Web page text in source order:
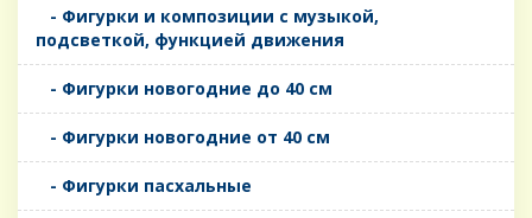
- Фигурки и композиции с музыкой,
подсветкой, функцией движения
- Фигурки новогодние до 40 см
- Фигурки новогодние от 40 см
- Фигурки пасхальные